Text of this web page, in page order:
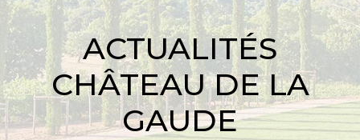
ACTUALITÉS
CHÂTEAU DE LA
GAUDE